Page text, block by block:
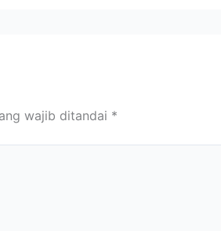
wajib ditandai *